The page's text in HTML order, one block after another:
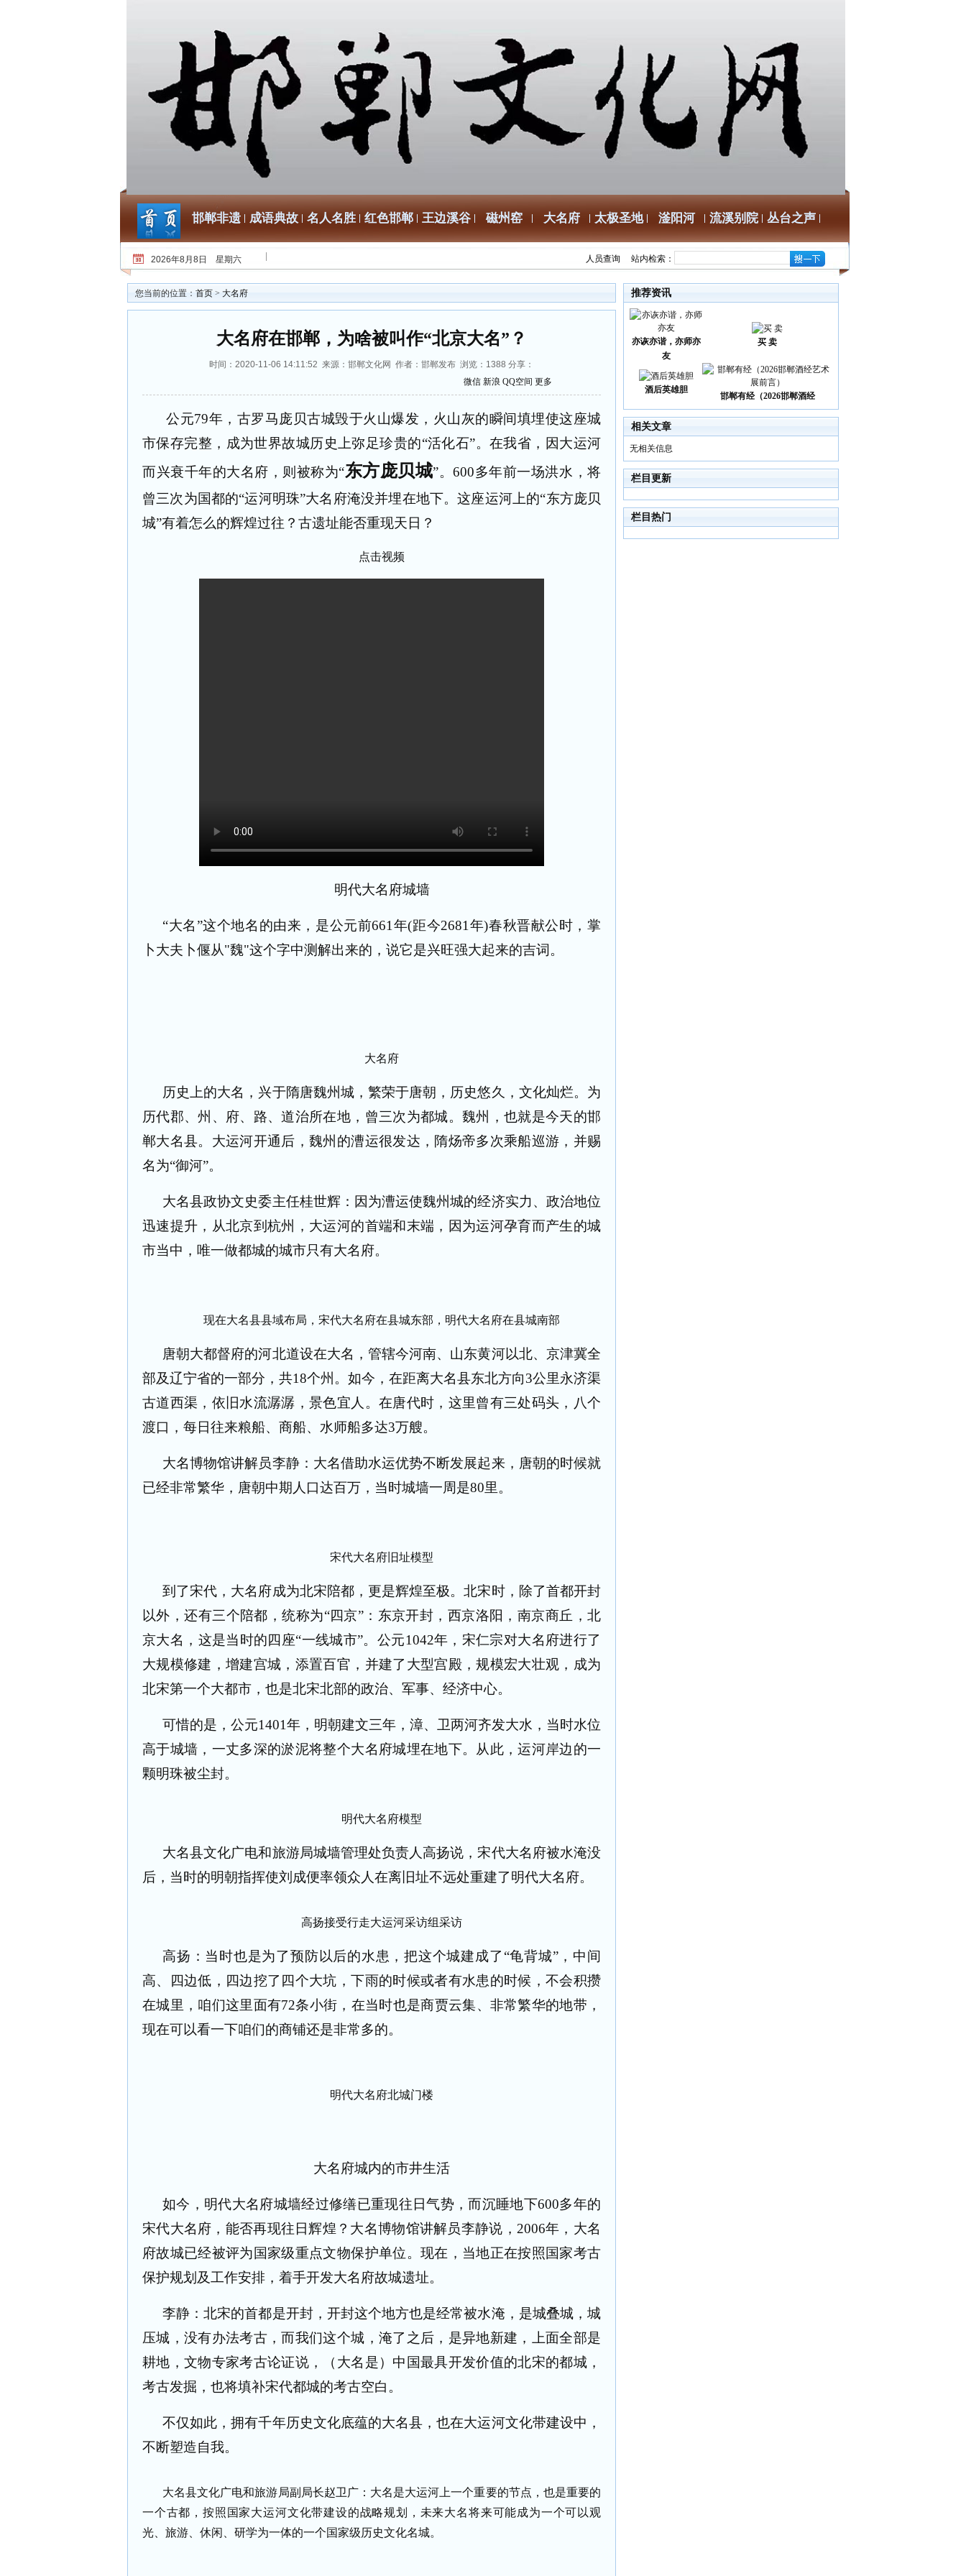
邯郸非遗 成语典故 名人名胜 红色邯郸 王边溪谷 磁州窑 大名府 太极圣地 滏阳河 流溪别院 丛台之声
2026年8月8日 星期六 人员查询 站内检索：
您当前的位置： 首页 > 大名府
大名府在邯郸，为啥被叫作“北京大名”？
时间：2020-11-06 14:11:52 来源：邯郸文化网 作者：邯郸发布 浏览： 1388 分享：
微信 新浪 QQ空间 更多
公元79年，古罗马庞贝古城毁于火山爆发，火山灰的瞬间填埋使这座城
市保存完整，成为世界故城历史上弥足珍贵的“活化石”。在我省，因大运河
而兴衰千年的大名府，则被称为“东方庞贝城”。600多年前一场洪水，将
曾三次为国都的“运河明珠”大名府淹没并埋在地下。这座运河上的“东方庞贝
城”有着怎么的辉煌过往？古遗址能否重现天日？
点击视频
明代大名府城墙
“大名”这个地名的由来，是公元前661 年(距今2681 年)春秋晋献公时，掌
卜大夫卜偃从"魏"这个字中测解出来的，说它是兴旺强大起来的吉词。
大名府
历史上的大名，兴于隋唐魏州城，繁荣于唐朝，历史悠久，文化灿烂。为
历代郡、州、府、路、道治所在地，曾三次为都城。魏州，也就是今天的邯
郸大名县。大运河开通后，魏州的漕运很发达，隋炀帝多次乘船巡游，并赐
名为“御河”。
大名县政协文史委主任桂世辉：因为漕运使魏州城的经济实力、政治地位
迅速提升，从北京到杭州，大运河的首端和末端，因为运河孕育而产生的城
市当中，唯一做都城的城市只有大名府。
现在大名县县域布局，宋代大名府在县城东部，明代大名府在县城南部
唐朝大都督府的河北道设在大名，管辖今河南、山东黄河以北、京津冀全
部及辽宁省的一部分，共18个州。如今，在距离大名县东北方向3公里永济渠
古道西渠，依旧水流潺潺，景色宜人。在唐代时，这里曾有三处码头，八个
渡口，每日往来粮船、商船、水师船多达3万艘。
大名博物馆讲解员李静：大名借助水运优势不断发展起来，唐朝的时候就
已经非常繁华，唐朝中期人口达百万，当时城墙一周是80里。
宋代大名府旧址模型
到了宋代，大名府成为北宋陪都，更是辉煌至极。北宋时，除了首都开封
以外，还有三个陪都，统称为“四京”：东京开封，西京洛阳，南京商丘，北
京大名，这是当时的四座“一线城市”。公元1042年，宋仁宗对大名府进行了
大规模修建，增建宫城，添置百官，并建了大型宫殿，规模宏大壮观，成为
北宋第一个大都市，也是北宋北部的政治、军事、经济中心。
可惜的是，公元1401年，明朝建文三年，漳、卫两河齐发大水，当时水位
高于城墙，一丈多深的淤泥将整个大名府城埋在地下。从此，运河岸边的一
颗明珠被尘封。
明代大名府模型
大名县文化广电和旅游局城墙管理处负责人高扬说，宋代大名府被水淹没
后，当时的明朝指挥使刘成便率领众人在离旧址不远处重建了明代大名府。
高扬接受行走大运河采访组采访
高扬：当时也是为了预防以后的水患，把这个城建成了 “龟背城”，中间
高、四边低，四边挖了四个大坑，下雨的时候或者有水患的时候，不会积攒
在城里，咱们这里面有72条小街，在当时也是商贾云集、非常繁华的地带，
现在可以看一下咱们的商铺还是非常多的。
明代大名府北城门楼
大名府城内的市井生活
如今，明代大名府城墙经过修缮已重现往日气势，而沉睡地下600多年的
宋代大名府，能否再现往日辉煌？大名博物馆讲解员李静说， 2006年，大名
府故城已经被评为国家级重点文物保护单位。现在，当地正在按照国家考古
保护规划及工作安排，着手开发大名府故城遗址。
李静：北宋的首都是开封，开封这个地方也是经常被水淹，是城叠城，城
压城，没有办法考古，而我们这个城，淹了之后，是异地新建，上面全部是
耕地，文物专家考古论证说，（大名是）中国最具开发价值的北宋的都城，
考古发掘，也将填补宋代都城的考古空白。
不仅如此，拥有千年历史文化底蕴的大名县，也在大运河文化带建设中，
不断塑造自我。
大名县文化广电和旅游局副局长赵卫广：大名是大运河上一个重要的节点，也是重要的
一个古都，按照国家大运河文化带建设的战略规划，未来大名将来可能成为一个可以观
光、旅游、休闲、研学为一体的一个国家级历史文化名城。
推荐资讯
亦诙亦谐，亦师亦
友
买 卖
酒后英雄胆
邯郸有经（2026邯郸酒经
相关文章
无相关信息
栏目更新
栏目热门